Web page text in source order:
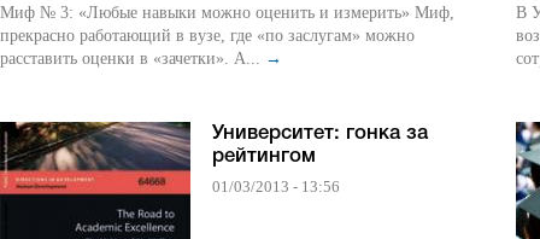
Миф № 3: «Любые навыки можно оценить и измерить» Миф,
прекрасно работающий в вузе, где «по заслугам» можно
расставить оценки в «зачетки». А... →
Университет: гонка за
рейтингом
01/03/2013 - 13:56
В